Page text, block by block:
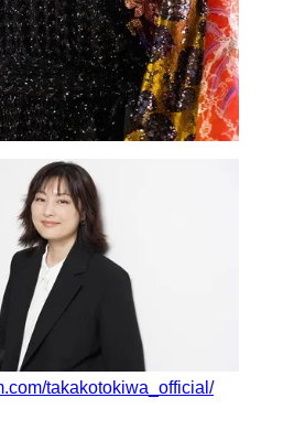
takakotokiwa_official/